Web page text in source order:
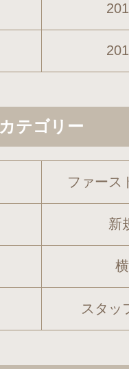
カテゴリー
ファース
新
スタッ